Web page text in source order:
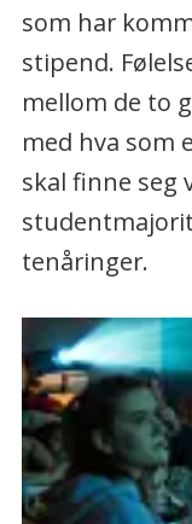
som har
stipend.
mellom de to
med hva som
skal finne seg
tenåringer.